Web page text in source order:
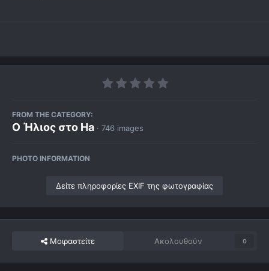
FROM THE CATEGORY:
Ο Ήλιος στο Ha · 746 images
PHOTO INFORMATION
Δείτε πληροφορίες EXIF της φωτογραφίας
Μοιραστείτε Ακολουθούν 0